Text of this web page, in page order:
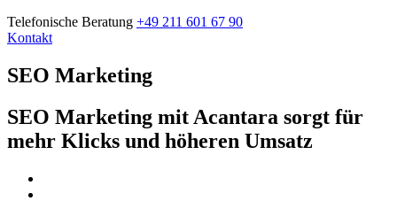
Telefonische Beratung +49 211 601 67 90
Kontakt
SEO Marketing
SEO Marketing mit Acantara sorgt für
mehr Klicks und höheren Umsatz